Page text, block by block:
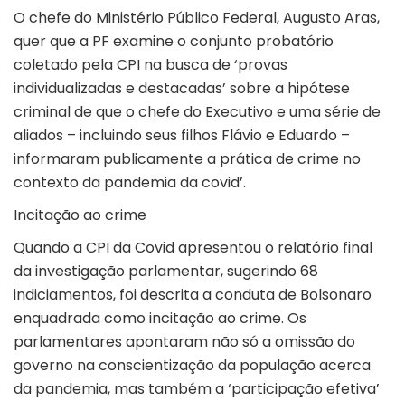
O chefe do Ministério Público Federal, Augusto Aras,
quer que a PF examine o conjunto probatório
coletado pela CPI na busca de ‘provas
individualizadas e destacadas’ sobre a hipótese
criminal de que o chefe do Executivo e uma série de
aliados – incluindo seus filhos Flávio e Eduardo –
informaram publicamente a prática de crime no
contexto da pandemia da covid’.
Incitação ao crime
Quando a CPI da Covid apresentou o relatório final
da investigação parlamentar, sugerindo 68
indiciamentos, foi descrita a conduta de Bolsonaro
enquadrada como incitação ao crime. Os
parlamentares apontaram não só a omissão do
governo na conscientização da população acerca
da pandemia, mas também a ‘participação efetiva’